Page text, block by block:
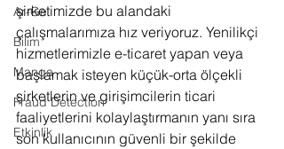
Ar-Ge
Bilim
Manga
Fraud Detection
Etkinlik
şirketimizde bu alandaki
çalışmalarımıza hız veriyoruz. Yenilikçi
hizmetlerimizle e-ticaret yapan veya
başlamak isteyen küçük-orta ölçekli
şirketlerin ve girişimcilerin ticari
faaliyetlerini kolaylaştırmanın yanı sıra
son kullanıcının güvenli bir şekilde